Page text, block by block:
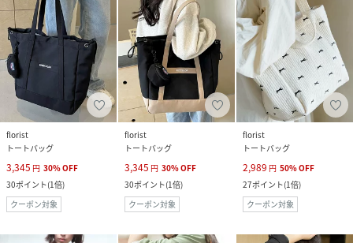
florist
トートバッグ
3,345 円 30%OFF
30ポイント(1倍)
クーポン対象
florist
トートバッグ
3,345 円 30%OFF
30ポイント(1倍)
クーポン対象
florist
トートバッグ
2,989 円 50%OFF
27ポイント(1倍)
クーポン対象